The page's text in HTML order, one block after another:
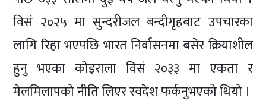
विसं २०२५ मा सुन्दरीजल बन्दीगृहबाट उपचारका
लागि रिहा भएपछि भारत निर्वासनमा बसेर क्रियाशील
हुनु भएका कोइराला विसं २०३३ मा एकता र
मेलमिलापको नीति लिएर स्वदेश फर्कनुभएको थियो ।